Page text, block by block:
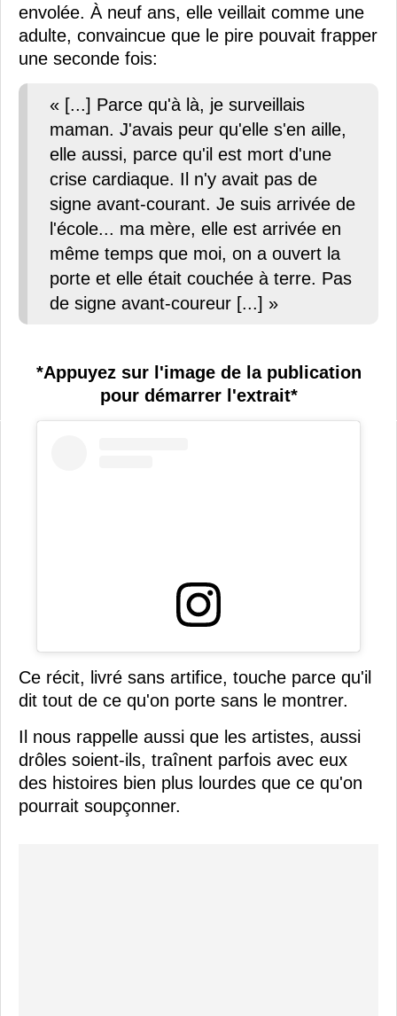
envolée. À neuf ans, elle veillait comme une
adulte, convaincue que le pire pouvait frapper
une seconde fois:
« [...] Parce qu'à là, je surveillais
maman. J'avais peur qu'elle s'en aille,
elle aussi, parce qu'il est mort d'une
crise cardiaque. Il n'y avait pas de
signe avant-courant. Je suis arrivée de
l'école... ma mère, elle est arrivée en
même temps que moi, on a ouvert la
porte et elle était couchée à terre. Pas
de signe avant-coureur [...] »
*Appuyez sur l'image de la publication
pour démarrer l'extrait*
Ce récit, livré sans artifice, touche parce qu'il
dit tout de ce qu'on porte sans le montrer.
Il nous rappelle aussi que les artistes, aussi
drôles soient-ils, traînent parfois avec eux
des histoires bien plus lourdes que ce qu'on
pourrait soupçonner.